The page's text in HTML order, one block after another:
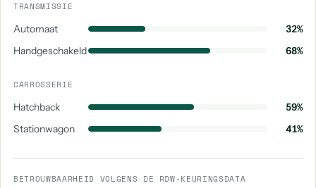
TRANSMISSIE
Automaat
32%
Handgeschakeld
68%
CARROSSERIE
Hatchback
59%
Stationwagon
41%
BETROUWBAARHEID VOLGENS DE RDW-KEURINGSDATA